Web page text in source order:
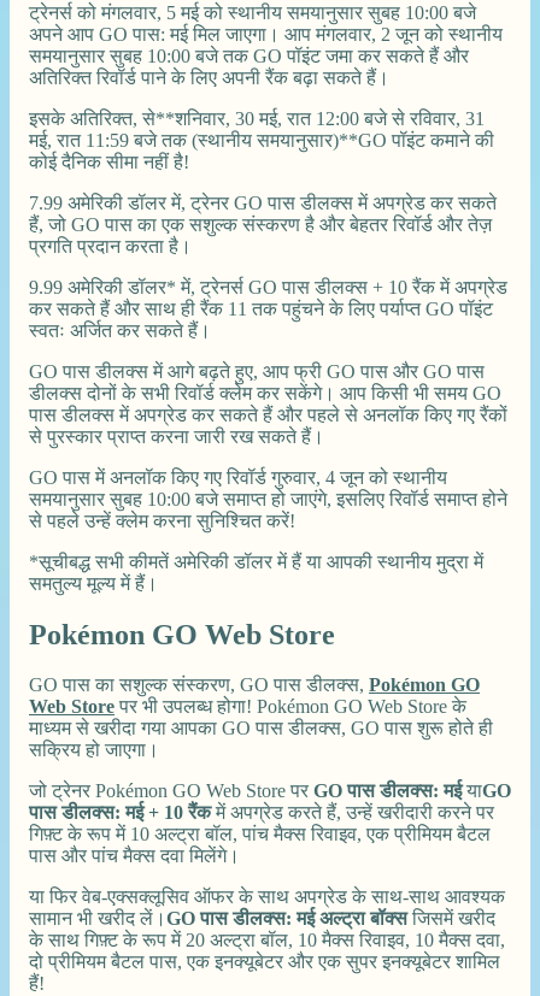
ट्रेनर्स को मंगलवार, 5 मई को स्थानीय समयानुसार सुबह 10:00 बजे
अपने आप GO पास: मई मिल जाएगा। आप मंगलवार, 2 जून को स्थानीय
समयानुसार सुबह 10:00 बजे तक GO पॉइंट जमा कर सकते हैं और
अतिरिक्त रिवॉर्ड पाने के लिए अपनी रैंक बढ़ा सकते हैं।
इसके अतिरिक्त, से**शनिवार, 30 मई, रात 12:00 बजे से रविवार, 31
मई, रात 11:59 बजे तक (स्थानीय समयानुसार)**GO पॉइंट कमाने की
कोई दैनिक सीमा नहीं है!
7.99 अमेरिकी डॉलर में, ट्रेनर GO पास डीलक्स में अपग्रेड कर सकते
हैं, जो GO पास का एक सशुल्क संस्करण है और बेहतर रिवॉर्ड और तेज़
प्रगति प्रदान करता है।
9.99 अमेरिकी डॉलर* में, ट्रेनर्स GO पास डीलक्स + 10 रैंक में अपग्रेड
कर सकते हैं और साथ ही रैंक 11 तक पहुंचने के लिए पर्याप्त GO पॉइंट
स्वतः अर्जित कर सकते हैं।
GO पास डीलक्स में आगे बढ़ते हुए, आप फ्री GO पास और GO पास
डीलक्स दोनों के सभी रिवॉर्ड क्लेम कर सकेंगे। आप किसी भी समय GO
पास डीलक्स में अपग्रेड कर सकते हैं और पहले से अनलॉक किए गए रैंकों
से पुरस्कार प्राप्त करना जारी रख सकते हैं।
GO पास में अनलॉक किए गए रिवॉर्ड गुरुवार, 4 जून को स्थानीय
समयानुसार सुबह 10:00 बजे समाप्त हो जाएंगे, इसलिए रिवॉर्ड समाप्त होने
से पहले उन्हें क्लेम करना सुनिश्चित करें!
*सूचीबद्ध सभी कीमतें अमेरिकी डॉलर में हैं या आपकी स्थानीय मुद्रा में
समतुल्य मूल्य में हैं।
Pokémon GO Web Store
GO पास का सशुल्क संस्करण, GO पास डीलक्स, Pokémon GO
Web Storeपर भी उपलब्ध होगा! Pokémon GO Web Store के
माध्यम से खरीदा गया आपका GO पास डीलक्स, GO पास शुरू होते ही
सक्रिय हो जाएगा।
जो ट्रेनर Pokémon GO Web Store पर GO पास डीलक्स: मईयाGO
पास डीलक्स: मई + 10 रैंकमें अपग्रेड करते हैं, उन्हें खरीदारी करने पर
गिफ़्ट के रूप में 10 अल्ट्रा बॉल, पांच मैक्स रिवाइव, एक प्रीमियम बैटल
पास और पांच मैक्स दवा मिलेंगे।
या फिर वेब-एक्सक्लूसिव ऑफर के साथ अपग्रेड के साथ-साथ आवश्यक
सामान भी खरीद लें। GO पास डीलक्स: मई अल्ट्रा बॉक्सजिसमें खरीद
के साथ गिफ़्ट के रूप में 20 अल्ट्रा बॉल, 10 मैक्स रिवाइव, 10 मैक्स दवा,
दो प्रीमियम बैटल पास, एक इनक्यूबेटर और एक सुपर इनक्यूबेटर शामिल
हैं!